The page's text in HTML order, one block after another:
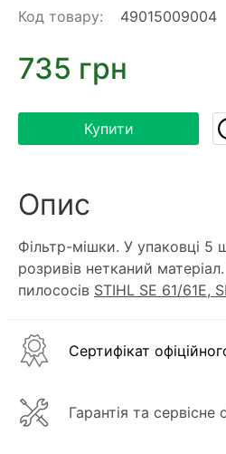
Код товару: 49015009004
735 грн
Купити
Опис
Фільтр-мішки. У упаковці 5
розривів нетканий
пилососів STIHL SE 61/61E,
Сертифікат
Гарантія та сервісне